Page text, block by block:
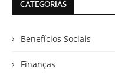
CATEGORIAS
Benefícios Sociais
Finanças